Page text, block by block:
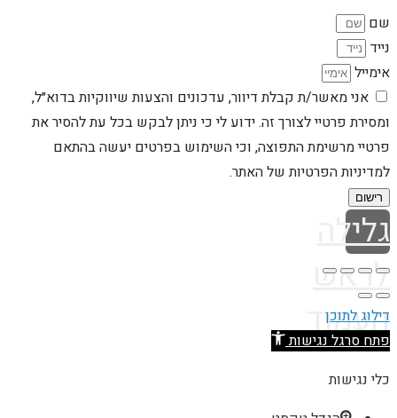
שם
נייד
אימייל
אני מאשר/ת קבלת דיוור, עדכונים והצעות שיווקיות בדוא״ל,
ומסירת פרטיי לצורך זה. ידוע לי כי ניתן לבקש בכל עת להסיר את
פרטיי מרשימת התפוצה, וכי השימוש בפרטים יעשה בהתאם
למדיניות הפרטיות של האתר.
רישום
גלילה
לראש
העמוד
דילוג לתוכן
פתח סרגל נגישות
כלי נגישות